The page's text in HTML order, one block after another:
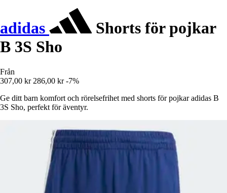
adidas
Shorts för pojkar
B 3S Sho
Från
307,00 kr 286,00 kr -7%
Ge ditt barn komfort och rörelsefrihet med shorts för pojkar adidas B
3S Sho, perfekt för äventyr.